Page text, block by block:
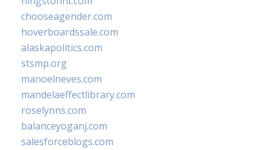
chooseagender.com
hoverboardssale.com
alaskapolitics.com
stsmp.org
manoelneves.com
mandelaeffectlibrary.com
roselynns.com
balanceyoganj.com
salesforceblogs.com